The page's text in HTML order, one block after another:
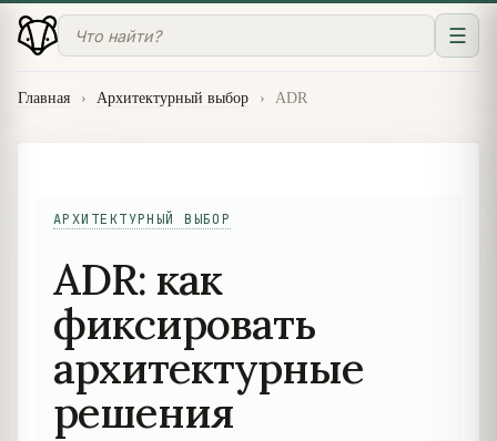
☰
Главная › Архитектурный выбор › ADR
АРХИТЕКТУРНЫЙ ВЫБОР
ADR: как
фиксировать
архитектурные
решения